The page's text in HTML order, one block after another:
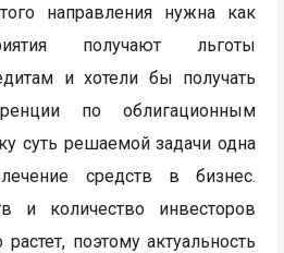
направления нужна как
получают льготы
и хотели бы получать
по облигационным
суть решаемой задачи одна
средств в бизнес.
и количество инвесторов
поэтому актуальность